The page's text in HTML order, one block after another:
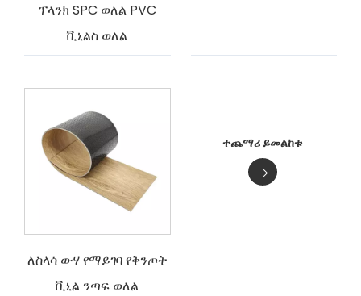
ፕላንክ SPC ወለል PVC
ቪኒልስ ወለል
ለስላሳ ውሃ የማይገባ የቅንጦት
ቪኒል ንጣፍ ወለል
ተጨማሪ ይመልከቱ